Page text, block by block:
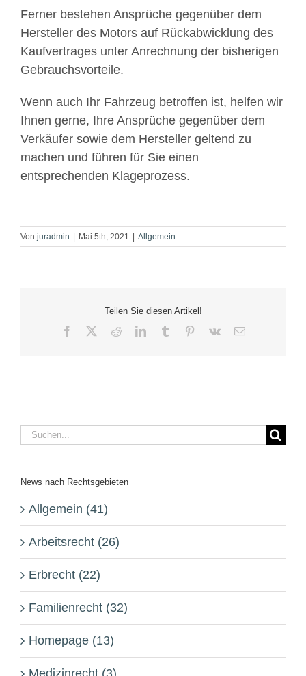
Ferner bestehen Ansprüche gegenüber dem
Hersteller des Motors auf Rückabwicklung des
Kaufvertrages unter Anrechnung der bisherigen
Gebrauchsvorteile.
Wenn auch Ihr Fahrzeug betroffen ist, helfen wir
Ihnen gerne, Ihre Ansprüche gegenüber dem
Verkäufer sowie dem Hersteller geltend zu
machen und führen für Sie einen
entsprechenden Klageprozess.
Von juradmin Mai 5th, 2021 Allgemein
Teilen Sie diesen Artikel!
Facebook RedditLinkedInTumblr Pinterest
Vk
E-
Suche
News nach Rechtsgebieten
Allgemein (41)
Arbeitsrecht (26)
Erbrecht (22)
Familienrecht (32)
Homepage (13)
Medizinrecht (3)